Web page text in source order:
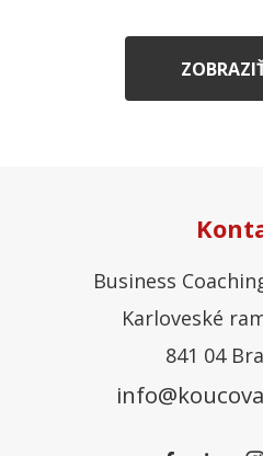
Business
Karloveské
841 04